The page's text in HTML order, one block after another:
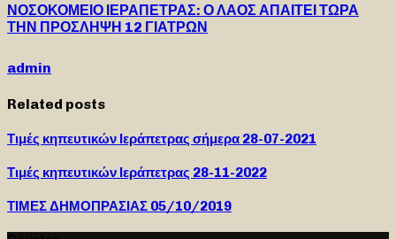
ΝΟΣΟΚΟΜΕΙΟ ΙΕΡΑΠΕΤΡΑΣ: Ο ΛΑΟΣ ΑΠΑΙΤΕΙ ΤΩΡΑ
ΤΗΝ ΠΡΟΣΛΗΨΗ 12 ΓΙΑΤΡΩΝ
admin
Related posts
Τιμές κηπευτικών Ιεράπετρας σήμερα 28-07-2021
Τιμές κηπευτικών Ιεράπετρας 28-11-2022
ΤΙΜΕΣ ΔΗΜΟΠΡΑΣΙΑΣ 05/10/2019